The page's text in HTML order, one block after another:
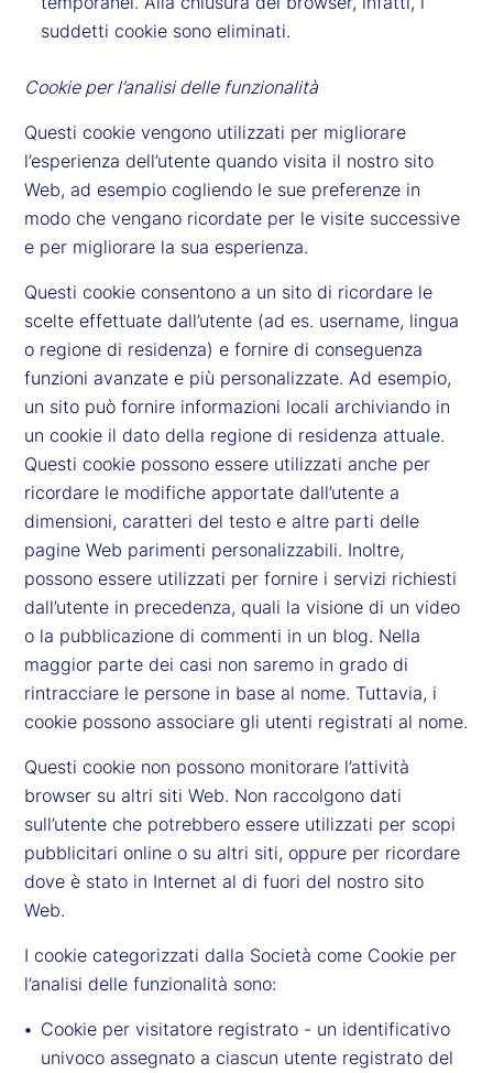
suddetti cookie sono eliminati.
Cookie per l’analisi delle funzionalità
Questi cookie vengono utilizzati per migliorare
l’esperienza dell’utente quando visita il nostro sito
Web, ad esempio cogliendo le sue preferenze in
modo che vengano ricordate per le visite successive
e per migliorare la sua esperienza.
Questi cookie consentono a un sito di ricordare le
scelte effettuate dall’utente (ad es. username, lingua
o regione di residenza) e fornire di conseguenza
funzioni avanzate e più personalizzate. Ad esempio,
un sito può fornire informazioni locali archiviando in
un cookie il dato della regione di residenza attuale.
Questi cookie possono essere utilizzati anche per
ricordare le modifiche apportate dall’utente a
dimensioni, caratteri del testo e altre parti delle
pagine Web parimenti personalizzabili. Inoltre,
possono essere utilizzati per fornire i servizi richiesti
dall’utente in precedenza, quali la visione di un video
o la pubblicazione di commenti in un blog. Nella
maggior parte dei casi non saremo in grado di
rintracciare le persone in base al nome. Tuttavia, i
cookie possono associare gli utenti registrati al nome.
Questi cookie non possono monitorare l’attività
browser su altri siti Web. Non raccolgono dati
sull’utente che potrebbero essere utilizzati per scopi
pubblicitari online o su altri siti, oppure per ricordare
dove è stato in Internet al di fuori del nostro sito
Web.
I cookie categorizzati dalla Società come Cookie per
l’analisi delle funzionalità sono:
Cookie per visitatore registrato - un identificativo
univoco assegnato a ciascun utente registrato del